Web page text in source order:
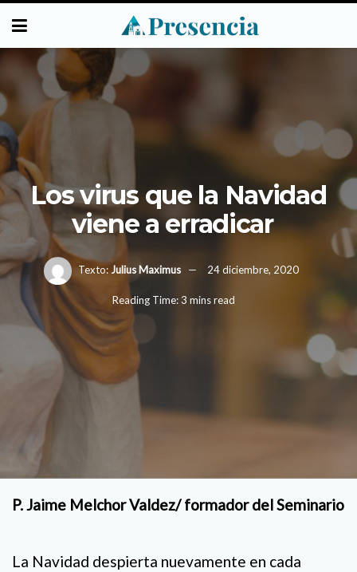
Los virus que la Navidad
viene a erradicar
Texto: Julius Maximus 24 diciembre, 2020
Reading Time: 3 mins read
P. Jaime Melchor Valdez/ formador del Seminario
La Navidad despierta nuevamente en cada